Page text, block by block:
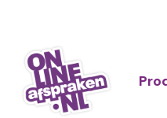
hoofdinhoud